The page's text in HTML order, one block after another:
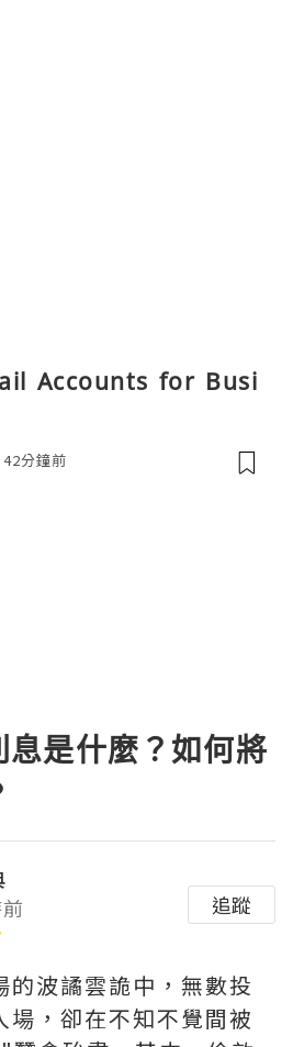
Accounts for Busi
42分鐘前
是什麼？如何將
追蹤
的波譎雲詭中，無數投
場，卻在不知不覺間被